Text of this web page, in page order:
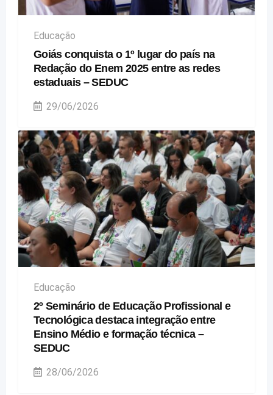
Educação
Goiás conquista o 1º lugar do país na
Redação do Enem 2025 entre as redes
estaduais – SEDUC
29/06/2026
Educação
2º Seminário de Educação Profissional e
Tecnológica destaca integração entre
Ensino Médio e formação técnica –
SEDUC
28/06/2026